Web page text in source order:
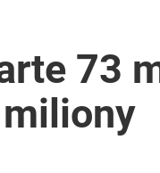
73
miliony